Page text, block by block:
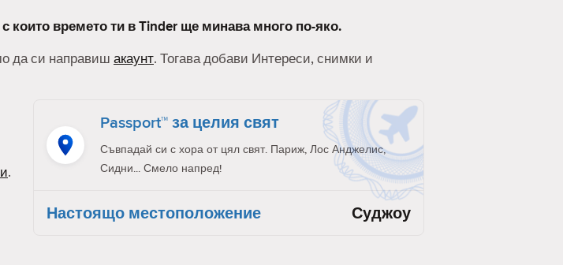
които времето ти в Tinder ще минава много по-яко.
да си направиш акаунт. Тогава добави Интереси, снимки и
.
Passport™ за целия свят
Съвпадай си с хора от цял свят. Париж, Лос Анджелис,
Сидни... Смело напред!
Настоящо местоположение Суджоу